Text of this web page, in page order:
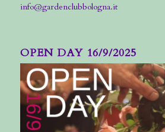
info@gardenclubbologna.it
OPEN DAY 16/9/2025